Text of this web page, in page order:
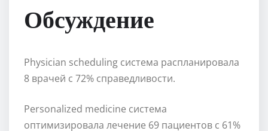
Обсуждение
Physician scheduling система распланировала
8 врачей с 72% справедливости.
Personalized medicine система
оптимизировала лечение 69 пациентов с 61%